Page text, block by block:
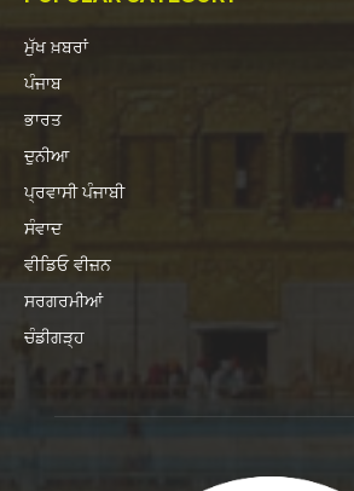
ਮੁੱਖ ਖ਼ਬਰਾਂ
ਪੰਜਾਬ
ਭਾਰਤ
ਦੁਨੀਆ
ਪ੍ਰਵਾਸੀ ਪੰਜਾਬੀ
ਸੰਵਾਦ
ਵੀਡਿਓ ਵੀਜ਼ਨ
ਸਰਗਰਮੀਆਂ
ਚੰਡੀਗੜ੍ਹ